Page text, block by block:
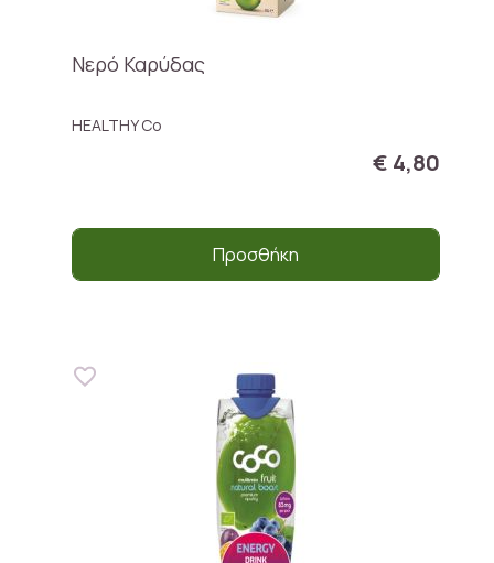
Νερό Καρύδας
HEALTHY Co
€ 4,80
Προσθήκη